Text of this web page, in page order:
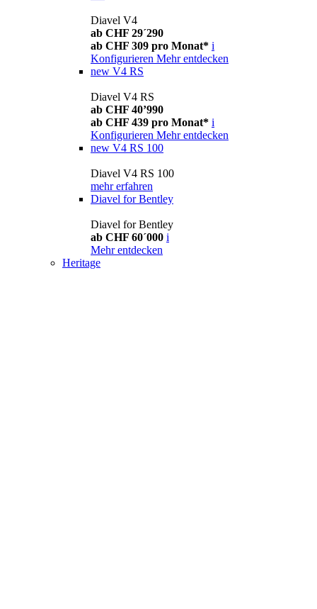
Diavel V4
ab CHF 29´290
ab CHF 309 pro Monat* i
Konfigurieren Mehr entdecken
new V4 RS
Diavel V4 RS
ab CHF 40’990
ab CHF 439 pro Monat* i
Konfigurieren Mehr entdecken
new V4 RS 100
Diavel V4 RS 100
mehr erfahren
Diavel for Bentley
Diavel for Bentley
ab CHF 60´000 i
Mehr entdecken
Heritage